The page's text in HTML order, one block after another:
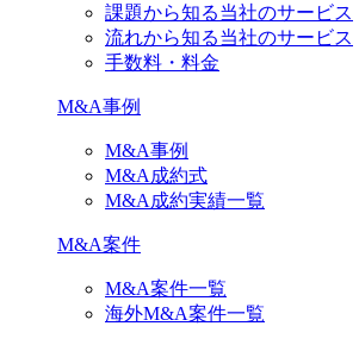
課題から知る当社のサービス
流れから知る当社のサービス
手数料・料金
M&A事例
M&A事例
M&A成約式
M&A成約実績一覧
M&A案件
M&A案件一覧
海外M&A案件一覧